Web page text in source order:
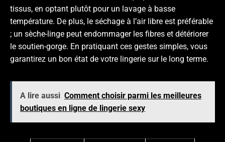
tissus, en optant plutôt pour un lavage à basse
température. De plus, le séchage à l’air libre est préférable
; un sèche-linge peut endommager les fibres et détériorer
le soutien-gorge. En pratiquant ces gestes simples, vous
garantirez un bon état de votre lingerie sur le long terme.
A lire aussi Comment choisir parmi les meilleures
boutiques en ligne de lingerie sexy